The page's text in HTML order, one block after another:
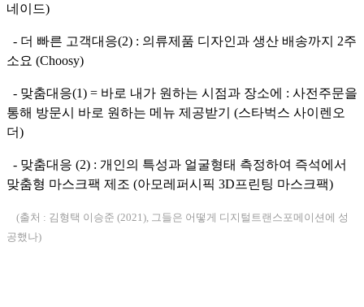
네이드)
- 더 빠른 고객대응(2) : 의류제품 디자인과 생산 배송까지 2주
소요 (Choosy)
- 맞춤대응(1) = 바로 내가 원하는 시점과 장소에 : 사전주문을
통해 방문시 바로 원하는 메뉴 제공받기 (스타벅스 사이렌오
더)
- 맞춤대응 (2) : 개인의 특성과 얼굴형태 측정하여 즉석에서
맞춤형 마스크팩 제조 (아모레퍼시픽 3D프린팅 마스크팩)
(출처 : 김형택 이승준 (2021), 그들은 어떻게 디지털트랜스포메이션에 성
공했나)